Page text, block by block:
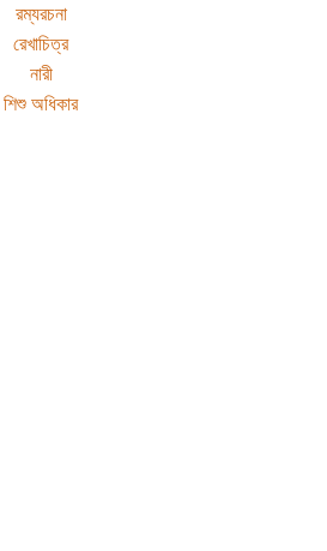
রম্যরচনা
রেখাচিত্র
নারী
শিশু অধিকার